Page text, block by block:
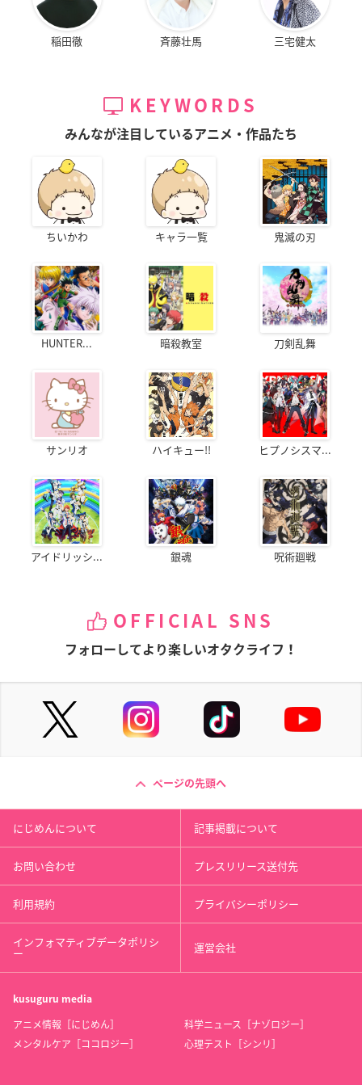
稲田徹 斉藤壮馬 三宅健太
KEYWORDS
みんなが注目しているアニメ・作品たち
ちいかわ キャラ一覧 鬼滅の刃
HUNTER... 暗殺教室 刀剣乱舞
サンリオ ハイキュー!! ヒプノシスマ...
アイドリッシ... 銀魂 呪術廻戦
OFFICIAL SNS
フォローしてより楽しいオタクライフ！
ページの先頭へ
にじめんについて 記事掲載について
お問い合わせ プレスリリース送付先
利用規約 プライバシーポリシー
インフォマティブデータポリシ
ー 運営会社
kusuguru media
アニメ情報［にじめん］
科学ニュース［ナゾロジー］
メンタルケア［ココロジー］
心理テスト［シンリ］